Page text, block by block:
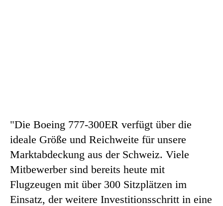
"Die Boeing 777-300ER verfügt über die
ideale Größe und Reichweite für unsere
Marktabdeckung aus der Schweiz. Viele
Mitbewerber sind bereits heute mit
Flugzeugen mit über 300 Sitzplätzen im
Einsatz, der weitere Investitionsschritt in eine